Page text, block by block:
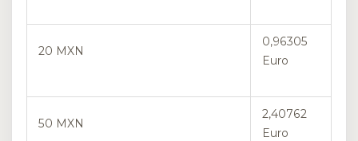
20 MXN
0,96305
Euro
50 MXN
2,40762
Euro